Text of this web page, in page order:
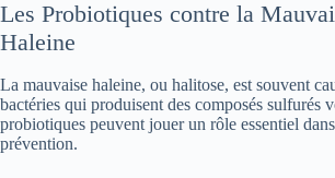
Les Probiotiques contre la
Haleine
La mauvaise haleine, ou halitose, est souvent
bactéries qui produisent des composés sulfurés
probiotiques peuvent jouer un rôle essentiel
prévention.